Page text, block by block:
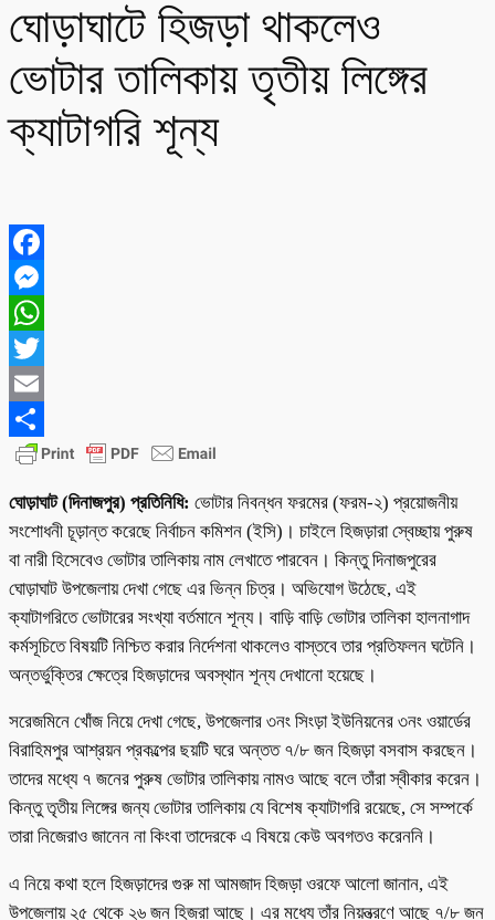
ঘোড়াঘাটে হিজড়া থাকলেও
ভোটার তালিকায় তৃতীয় লিঙ্গের
ক্যাটাগরি শূন্য
Facebook
Messenger
WhatsApp
Twitter
Email
Share
ঘোড়াঘাট (দিনাজপুর) প্রতিনিধি: ভোটার নিবন্ধন ফরমের (ফরম-২) প্রয়োজনীয়
সংশোধনী চূড়ান্ত করেছে নির্বাচন কমিশন (ইসি)। চাইলে হিজড়ারা স্বেচ্ছায় পুরুষ
বা নারী হিসেবেও ভোটার তালিকায় নাম লেখাতে পারবেন। কিন্তু দিনাজপুরের
ঘোড়াঘাট উপজেলায় দেখা গেছে এর ভিন্ন চিত্র। অভিযোগ উঠেছে, এই
ক্যাটাগরিতে ভোটারের সংখ্যা বর্তমানে শূন্য। বাড়ি বাড়ি ভোটার তালিকা হালনাগাদ
কর্মসূচিতে বিষয়টি নিশ্চিত করার নির্দেশনা থাকলেও বাস্তবে তার প্রতিফলন ঘটেনি।
অন্তর্ভুক্তির ক্ষেত্রে হিজড়াদের অবস্থান শূন্য দেখানো হয়েছে।
সরেজমিনে খোঁজ নিয়ে দেখা গেছে, উপজেলার ৩নং সিংড়া ইউনিয়নের ৩নং ওয়ার্ডের
বিরাহিমপুর আশ্রয়ন প্রকল্পের ছয়টি ঘরে অন্তত ৭/৮ জন হিজড়া বসবাস করছেন।
তাদের মধ্যে ৭ জনের পুরুষ ভোটার তালিকায় নামও আছে বলে তাঁরা স্বীকার করেন।
কিন্তু তৃতীয় লিঙ্গের জন্য ভোটার তালিকায় যে বিশেষ ক্যাটাগরি রয়েছে, সে সম্পর্কে
তারা নিজেরাও জানেন না কিংবা তাদেরকে এ বিষয়ে কেউ অবগতও করেননি।
এ নিয়ে কথা হলে হিজড়াদের গুরু মা আমজাদ হিজড়া ওরফে আলো জানান, এই
উপজেলায় ২৫ থেকে ২৬ জন হিজরা আছে। এর মধ্যে তাঁর নিয়ন্ত্রণে আছে ৭/৮ জন